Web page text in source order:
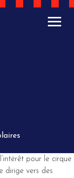
pour le cirque
dirige vers des